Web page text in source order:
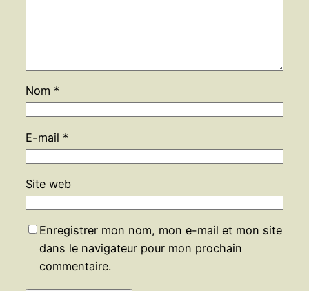
Nom *
E-mail *
Site web
Enregistrer mon nom, mon e-mail et mon site
dans le navigateur pour mon prochain
commentaire.